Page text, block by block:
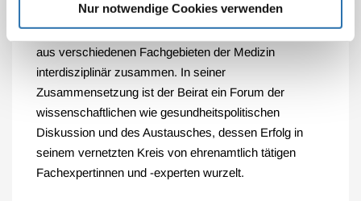
Nur notwendige Cookies verwenden
Im Wissenschaftlichen Beirat der Bundesärztekammer
arbeiten Wissenschaftlerinnen und Wissenschaftlern
aus verschiedenen Fachgebieten der Medizin
interdisziplinär zusammen. In seiner
Zusammensetzung ist der Beirat ein Forum der
wissenschaftlichen wie gesundheitspolitischen
Diskussion und des Austausches, dessen Erfolg in
seinem vernetzten Kreis von ehrenamtlich tätigen
Fachexpertinnen und -experten wurzelt.